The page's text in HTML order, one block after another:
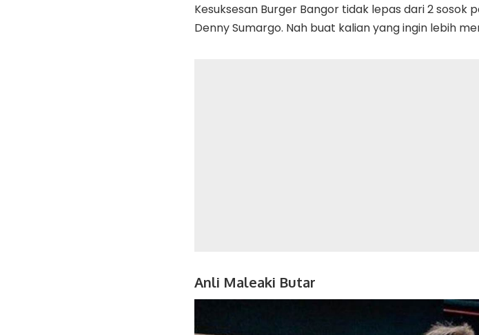
Kesuksesan Burger Bangor tidak lepas dari 2 sosok
Denny Sumargo. Nah buat kalian yang ingin lebih
Anli Maleaki Butar